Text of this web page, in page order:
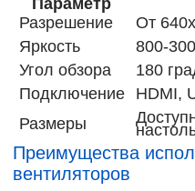
Параметр
Разрешение
От
Яркость
800-
Угол обзора
180
Подключение
HDMI,
Размеры
Преимущества
вентиляторов